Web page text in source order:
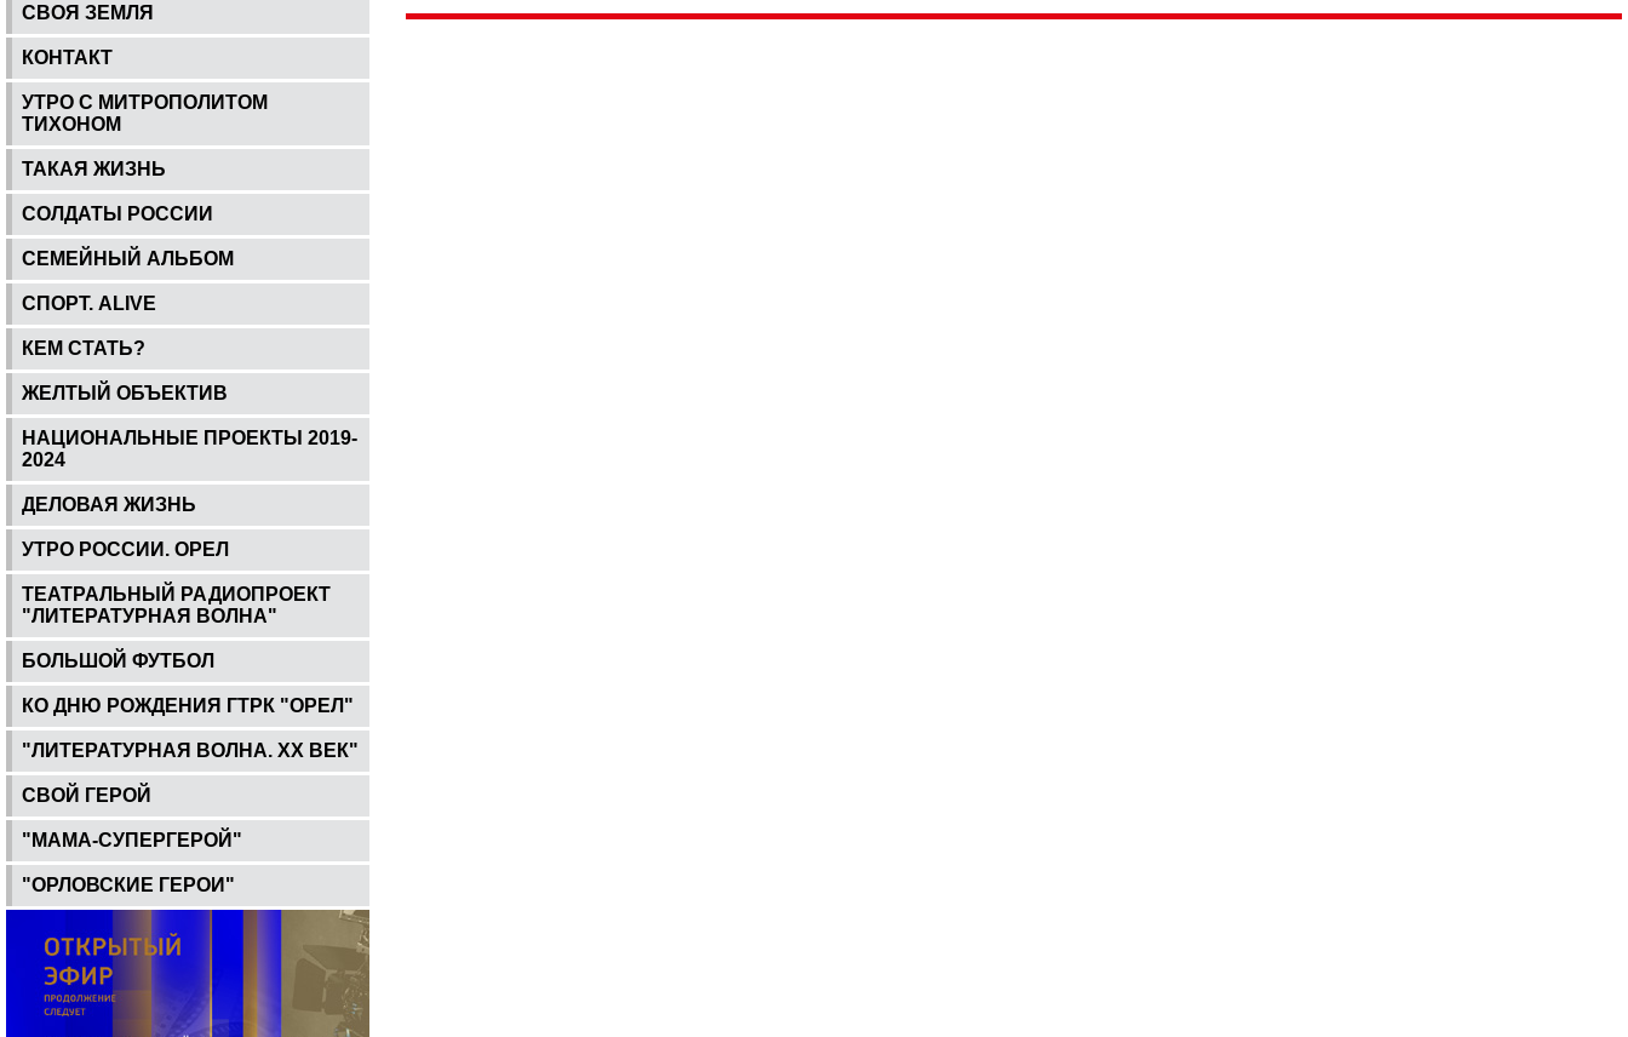
СВОЯ ЗЕМЛЯ
КОНТАКТ
УТРО С МИТРОПОЛИТОМ
ТИХОНОМ
ТАКАЯ ЖИЗНЬ
СОЛДАТЫ РОССИИ
СЕМЕЙНЫЙ АЛЬБОМ
СПОРТ. ALIVE
КЕМ СТАТЬ?
ЖЕЛТЫЙ ОБЪЕКТИВ
НАЦИОНАЛЬНЫЕ ПРОЕКТЫ 2019-
2024
ДЕЛОВАЯ ЖИЗНЬ
УТРО РОССИИ. ОРЕЛ
ТЕАТРАЛЬНЫЙ РАДИОПРОЕКТ
"ЛИТЕРАТУРНАЯ ВОЛНА"
БОЛЬШОЙ ФУТБОЛ
КО ДНЮ РОЖДЕНИЯ ГТРК "ОРЕЛ"
"ЛИТЕРАТУРНАЯ ВОЛНА. ХХ ВЕК"
СВОЙ ГЕРОЙ
"МАМА-СУПЕРГЕРОЙ"
"ОРЛОВСКИЕ ГЕРОИ"